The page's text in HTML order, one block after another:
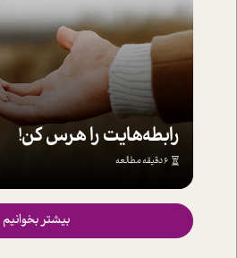
رابطه‌هایت را هرس کن!
6 دقیقه مطالعه
بیشتر بخوانیم